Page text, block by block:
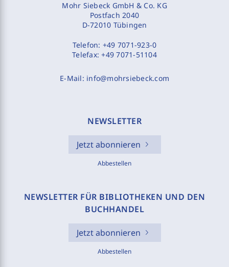
Mohr Siebeck GmbH & Co. KG
Postfach 2040
D-72010 Tübingen
Telefon: +49 7071-923-0
Telefax:+49 7071-51104
E-Mail: info@mohrsiebeck.com
NEWSLETTER
Jetzt abonnieren
Abbestellen
NEWSLETTER FÜR BIBLIOTHEKEN UND DEN
BUCHHANDEL
Jetzt abonnieren
Abbestellen